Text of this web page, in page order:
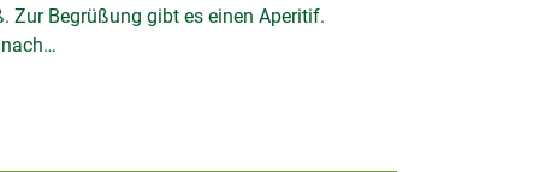
Zur Begrüßung gibt es einen Aperitif.